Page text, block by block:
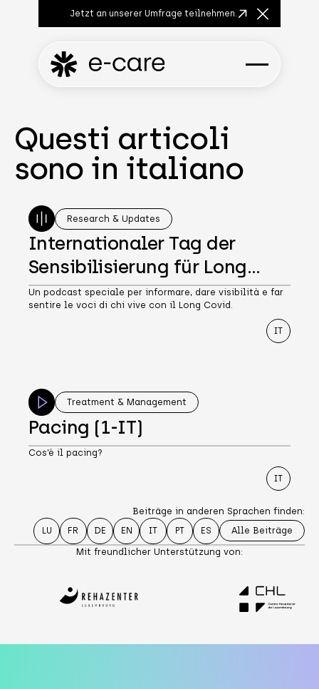
Jetzt an unserer Umfrage teilnehmen.
Close
Questi articoli
sono in italiano
Research & Updates
Internationaler Tag der
Sensibilisierung für Long
Covid
Un podcast speciale per informare, dare visibilità e far
sentire le voci di chi vive con il Long Covid.
IT
Treatment & Management
Pacing (1-IT)
Cos’è il pacing?
IT
Beiträge in anderen Sprachen finden:
LU
FR DE EN IT PT ES
Alle Beiträge
Mit freundlicher Unterstützung von: